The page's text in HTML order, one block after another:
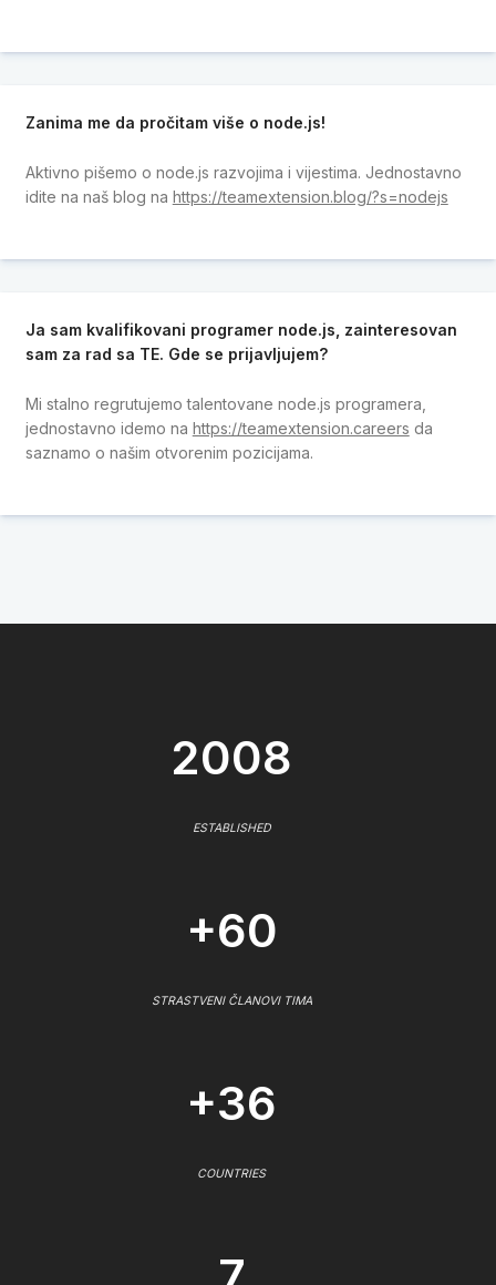
Zanima me da pročitam više o node.js!
Aktivno pišemo o node.js razvojima i vijestima. Jednostavno
idite na naš blog na https://teamextension.blog/?s=nodejs
Ja sam kvalifikovani programer node.js, zainteresovan
sam za rad sa TE. Gde se prijavljujem?
Mi stalno regrutujemo talentovane node.js programera,
jednostavno idemo na https://teamextension.careers da
saznamo o našim otvorenim pozicijama.
2008
ESTABLISHED
+60
STRASTVENI ČLANOVI TIMA
+36
COUNTRIES